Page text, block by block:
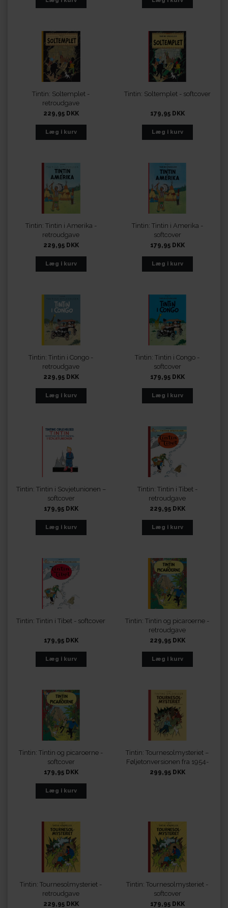
Tintin: Soltemplet -
retroudgave
229,95 DKK
Tintin: Soltemplet - softcover
179,95 DKK
Tintin: Tintin i Amerika -
retroudgave
229,95 DKK
Tintin: Tintin i Amerika -
softcover
179,95 DKK
Tintin: Tintin i Congo -
retroudgave
229,95 DKK
Tintin: Tintin i Congo -
softcover
179,95 DKK
Tintin: Tintin i Sovjetunionen –
softcover
179,95 DKK
Tintin: Tintin i Tibet -
retroudgave
229,95 DKK
Tintin: Tintin i Tibet - softcover
179,95 DKK
Tintin: Tintin og picaroerne -
retroudgave
229,95 DKK
Tintin: Tintin og picaroerne -
softcover
179,95 DKK
Tintin: Tournesolmysteriet –
Føljetonversionen fra 1954-
1956
299,95 DKK
Tintin: Tournesolmysteriet -
retroudgave
229,95 DKK
Tintin: Tournesolmysteriet -
softcover
179,95 DKK